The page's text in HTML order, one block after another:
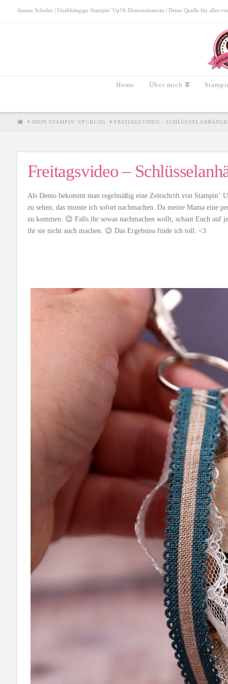
Jasmin Schulze | Unabhängige Stampin’ Up!®-Demonstratorin | Deine Quelle für alles
Home Über mich
HOMEMEIN STAMPIN' UP!-BLOG FREITAGSVIDEO -
Freitagsvideo –
Als Demo bekommt man regelmäßig eine Zeitschrift von Stampin‘
zu sehen, das musste ich sofort nachmachen. Da meine Mama eine
zu kommen. 😉 Falls ihr sowas nachmachen wollt, schaut Euch auf
ihr sie nicht auch machen. 😉 Das Ergebniss finde ich toll. <3